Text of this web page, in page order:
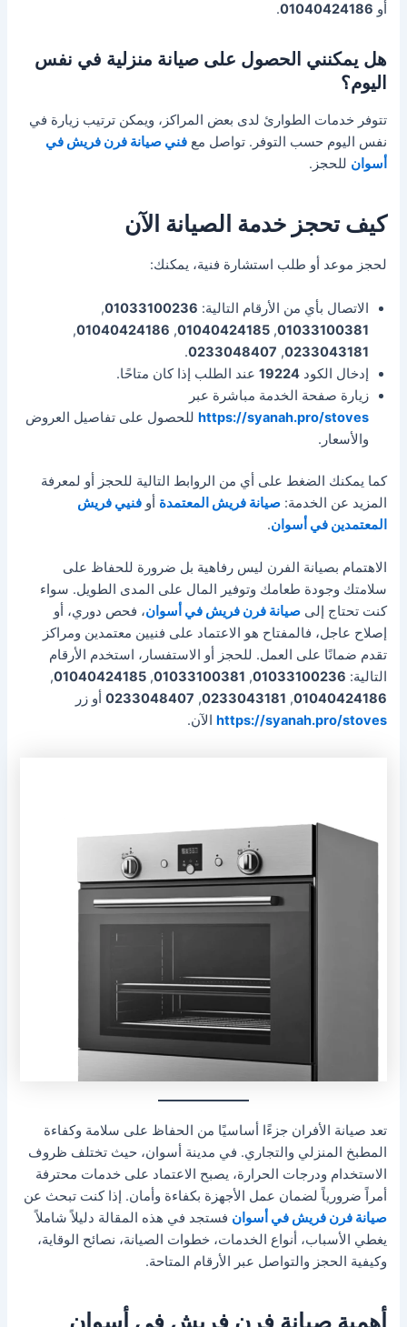
أو 01040424186
.
هل يمكنني الحصول على صيانة منزلية في نفس
اليوم؟
تتوفر خدمات الطوارئ لدى بعض المراكز، ويمكن ترتيب زيارة في
نفس اليوم حسب التوفر. تواصل معفني صيانة فرن فريش في
أسوان للحجز.
كيف تحجز خدمة الصيانة الآن
لحجز موعد أو طلب استشارة فنية، يمكنك:
الاتصال بأي من الأرقام التالية: 01033100236
,
01033100381
,
01040424185
,
01040424186
,
0233043181
,
0233048407
.
إدخال الكود19224 عند الطلب إذا كان متاحًا.
زيارة صفحة الخدمة مباشرة عبر
https://syanah.pro/stoves للحصول على تفاصيل العروض
والأسعار.
كما يمكنك الضغط على أي من الروابط التالية للحجز أو لمعرفة
المزيد عن الخدمة:صيانة فريش المعتمدة أوفنيي فريش
المعتمدين في أسوان.
الاهتمام بصيانة الفرن ليس رفاهية بل ضرورة للحفاظ على
سلامتك وجودة طعامك وتوفير المال على المدى الطويل. سواء
كنت تحتاج إلىصيانة فرن فريش في أسوان، فحص دوري، أو
إصلاح عاجل، فالمفتاح هو الاعتماد على فنيين معتمدين ومراكز
تقدم ضمانًا على العمل. للحجز أو الاستفسار، استخدم الأرقام
التالية: 01033100236
,
01033100381
,
01040424185
,
01040424186
,
0233043181
,
0233048407 أو زر
https://syanah.pro/stoves الآن.
تعد صيانة الأفران جزءًا أساسيًا من الحفاظ على سلامة وكفاءة
المطبخ المنزلي والتجاري. في مدينة أسوان، حيث تختلف ظروف
الاستخدام ودرجات الحرارة، يصبح الاعتماد على خدمات محترفة
أمراً ضرورياً لضمان عمل الأجهزة بكفاءة وأمان. إذا كنت تبحث عن
صيانة فرن فريش في أسوان فستجد في هذه المقالة دليلاً شاملاً
يغطي الأسباب، أنواع الخدمات، خطوات الصيانة، نصائح الوقاية،
وكيفية الحجز والتواصل عبر الأرقام المتاحة.
أهمية صيانة فرن فريش في أسوان